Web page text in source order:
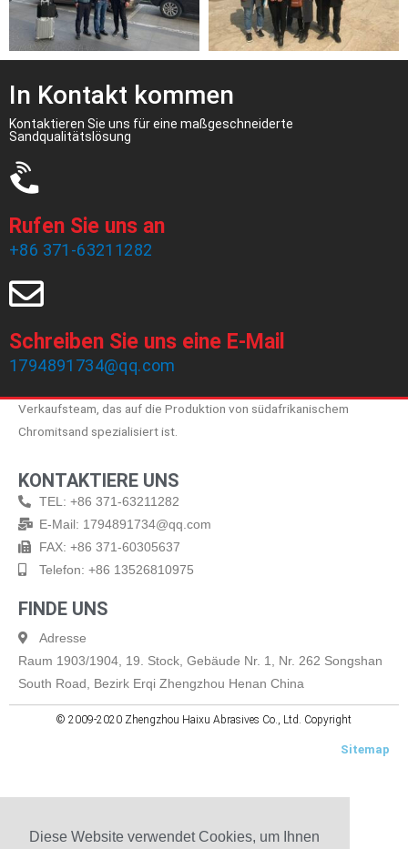
Diese Website verwendet Cookies, um Ihnen
In Kontakt kommen
Kontaktieren Sie uns für eine maßgeschneiderte
Sandqualitätslösung
Rufen Sie uns an
+86 371-63211282
Schreiben Sie uns eine E-Mail
1794891734@qq.com
Zhengzhou Haixu Abrasives Co., Ltd wurde 1999 gegründet und
Verkaufsteam, das auf die Produktion von südafrikanischem
Chromitsand spezialisiert ist.
KONTAKTIERE UNS
TEL: +86 371-63211282
E-Mail: 1794891734@qq.com
FAX: +86 371-60305637
Telefon: +86 13526810975
FINDE UNS
Adresse
Raum 1903/1904, 19. Stock, Gebäude Nr. 1, Nr. 262 Songshan
South Road, Bezirk Erqi Zhengzhou Henan China
© 2009-2020 Zhengzhou Haixu Abrasives Co., Ltd. Copyright
Sitemap